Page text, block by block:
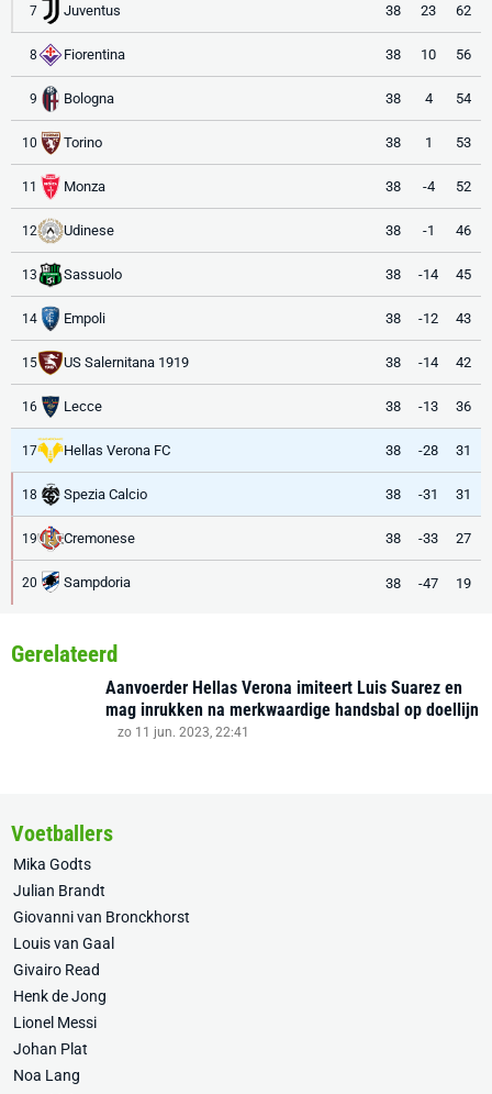
7 Juventus 38 23 62
8 Fiorentina 38 10 56
9 Bologna 38 4 54
10 Torino 38 1 53
11 Monza 38 -4 52
12 Udinese 38 -1 46
13 Sassuolo 38 -14 45
14 Empoli 38 -12 43
15 US Salernitana 1919 38 -14 42
16 Lecce 38 -13 36
17 Hellas Verona FC 38 -28 31
18 Spezia Calcio 38 -31 31
19 Cremonese 38 -33 27
20 Sampdoria 38 -47 19
Gerelateerd
Aanvoerder Hellas Verona imiteert Luis Suarez en
mag inrukken na merkwaardige handsbal op doellijn
zo 11 jun. 2023, 22:41
Voetballers
Mika Godts
Julian Brandt
Giovanni van Bronckhorst
Louis van Gaal
Givairo Read
Henk de Jong
Lionel Messi
Johan Plat
Noa Lang